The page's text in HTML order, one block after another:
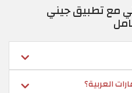
مع تطبيق جيني
العربية؟